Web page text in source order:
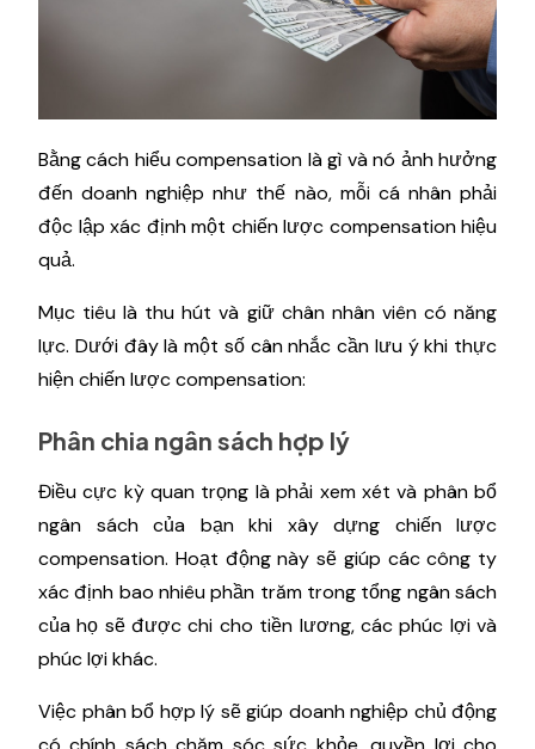
Bằng cách hiểu compensation là gì và nó ảnh hưởng
đến doanh nghiệp như thế nào, mỗi cá nhân phải
độc lập xác định một chiến lược compensation hiệu
quả.
Mục tiêu là thu hút và giữ chân nhân viên có năng
lực. Dưới đây là một số cân nhắc cần lưu ý khi thực
hiện chiến lược compensation:
Phân chia ngân sách hợp lý
Điều cực kỳ quan trọng là phải xem xét và phân bổ
ngân sách của bạn khi xây dựng chiến lược
compensation. Hoạt động này sẽ giúp các công ty
xác định bao nhiêu phần trăm trong tổng ngân sách
của họ sẽ được chi cho tiền lương, các phúc lợi và
phúc lợi khác.
Việc phân bổ hợp lý sẽ giúp doanh nghiệp chủ động